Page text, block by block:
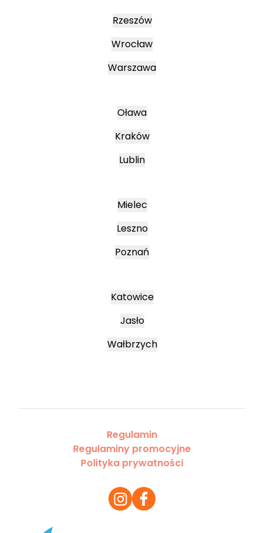
Rzeszów
Wrocław
Warszawa
Oława
Kraków
Lublin
Mielec
Leszno
Poznań
Katowice
Jasło
Wałbrzych
Regulamin
Regulaminy promocyjne
Polityka prywatności